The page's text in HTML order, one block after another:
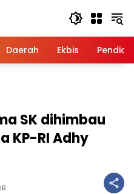
Daerah Ekbis
SK dihimbau
KP-RI Adhy